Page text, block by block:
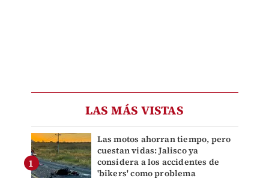
LAS MÁS VISTAS
Las motos ahorran tiempo, pero
cuestan vidas: Jalisco ya
considera a los accidentes de
'bikers' como problema